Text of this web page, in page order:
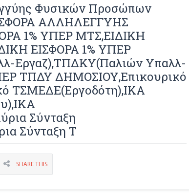
Φυσικών Προσώπων
ΑΛΛΗΛΕΓΓΥΗΣ
1% ΥΠΕΡ ΜΤΣ,ΕΙΔΙΚΗ
ΕΙΣΦΟΡΑ 1% ΥΠΕΡ
Εργαζ),ΤΠΔΚΥ(Παλιών Υπαλλ-
ΤΠΔΥ ΔΗΜΟΣΙΟΥ,Επικουρικό
ΤΣΜΕΔΕ(εργοδότη),ΙΚΑ
Σύνταξη
Σύνταξη Τ
SHARE THIS